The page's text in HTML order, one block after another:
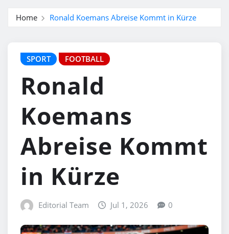
Home Ronald Koemans Abreise Kommt in Kürze
SPORT FOOTBALL
Ronald
Koemans
Abreise Kommt
in Kürze
Editorial Team Jul 1, 2026 0